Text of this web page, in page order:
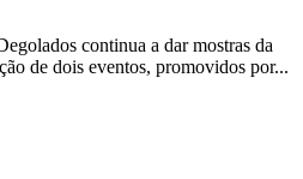
continua a dar mostras da
de dois eventos, promovidos por...